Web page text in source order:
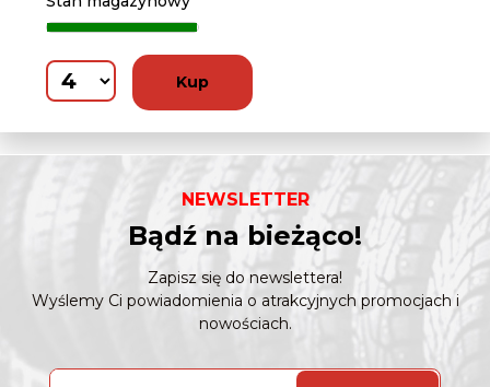
Kup
NEWSLETTER
Bądź na bieżąco!
Zapisz się do newslettera!
Wyślemy Ci powiadomienia o atrakcyjnych promocjach i
nowościach.